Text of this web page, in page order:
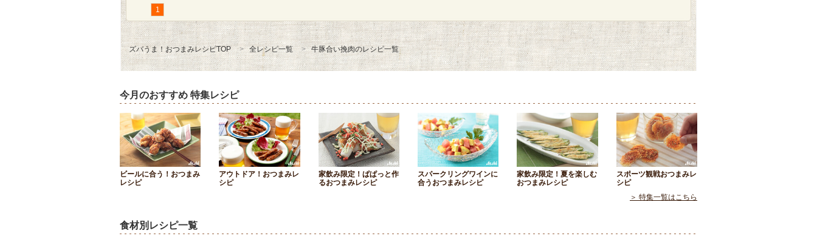
1
ズバうま！おつまみレシピTOP 全レシピ一覧 牛豚合い挽肉のレシピ一覧
今月のおすすめ 特集レシピ
ビールに合う！おつまみ
レシピ
アウトドア！おつまみレ
シピ
家飲み限定！ぱぱっと作
るおつまみレシピ
スパークリングワインに
合うおつまみレシピ
家飲み限定！夏を楽しむ
おつまみレシピ
スポーツ観戦おつまみレ
シピ
＞ 特集一覧はこちら
食材別レシピ一覧